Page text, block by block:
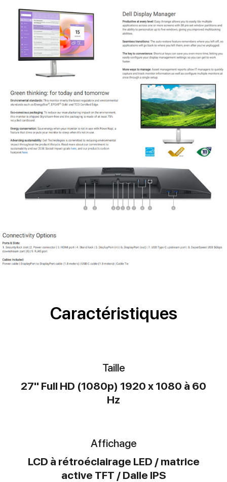
Caractéristiques
Taille
27" Full HD (1080p) 1920 x 1080 à 60
Hz
Affichage
LCD à rétroéclairage LED / matrice
active TFT / Dalle IPS